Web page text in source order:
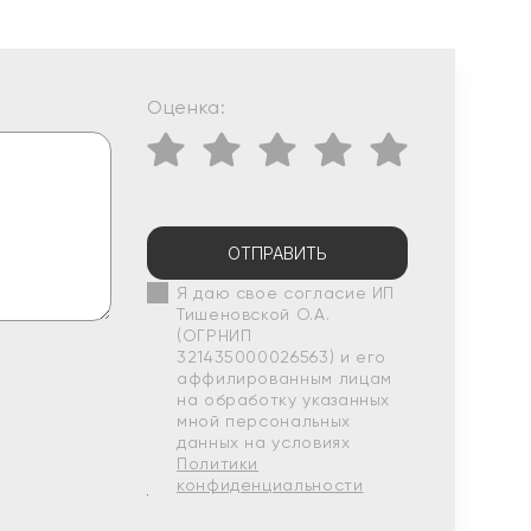
Оценка:
ОТПРАВИТЬ
Я даю свое согласие ИП
Тишеновской О.А.
(ОГРНИП
321435000026563) и его
аффилированным лицам
на обработку указанных
мной персональных
данных на условиях
Политики
конфиденциальности